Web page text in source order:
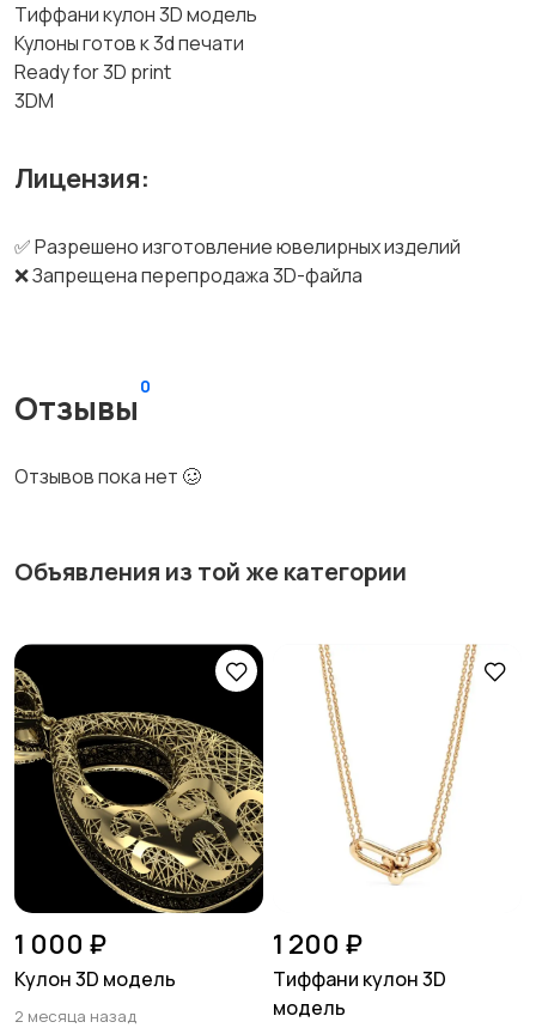
Тиффани кулон 3D модель
Кулоны готов к 3d печати
Ready for 3D print
3DM
Лицензия:
✅ Разрешено изготовление ювелирных изделий
❌ Запрещена перепродажа 3D-файла
Отзывы
0
Отзывов пока нет 🥴
Объявления из той же категории
1 000 ₽
Кулон 3D модель
2 месяца назад
1 200 ₽
Тиффани кулон 3D
модель